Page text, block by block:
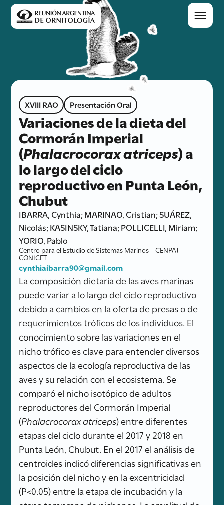
XVIII RAO Presentación Oral
Variaciones de la dieta del
Cormorán Imperial
(Phalacrocorax atriceps) a
lo largo del ciclo
reproductivo en Punta León,
Chubut
IBARRA, Cynthia; MARINAO, Cristian; SUÁREZ,
Nicolás; KASINSKY, Tatiana; POLLICELLI, Miriam;
YORIO, Pablo
Centro para el Estudio de Sistemas Marinos – CENPAT –
CONICET
cynthiaibarra90@gmail.com
La composición dietaria de las aves marinas
puede variar a lo largo del ciclo reproductivo
debido a cambios en la oferta de presas o de
requerimientos tróficos de los individuos. El
conocimiento sobre las variaciones en el
nicho trófico es clave para entender diversos
aspectos de la ecología reproductiva de las
aves y su relación con el ecosistema. Se
comparó el nicho isotópico de adultos
reproductores del Cormorán Imperial
(Phalacrocorax atriceps) entre diferentes
etapas del ciclo durante el 2017 y 2018 en
Punta León, Chubut. En el 2017 el análisis de
centroides indicó diferencias significativas en
la posición del nicho y en la excentricidad
(P<0.05) entre la etapa de incubación y la